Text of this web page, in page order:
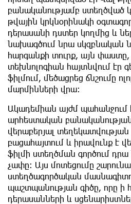
բանականությամբ ստեղծված
թվային կրկնօրինակի
դերասանի դստեր կողմից և
նախագծում նրա սկզբնական
հարգանքի տուրք, այն
տեխնոլոգիան հայտնվում էր
ֆիլմում, մեծացրեց ճնշումը
մարմինների վրա։
Ակադեմիան այժմ պահանջում
արհեստական
վերաբերյալ
բացահայտում և իրավունք է
ֆիլմի ստեղծման գործում
չափը։ Այս մոտեցումը
ստեղծագործական
պաշտպանության գիծը, որը ի
դերասանների և